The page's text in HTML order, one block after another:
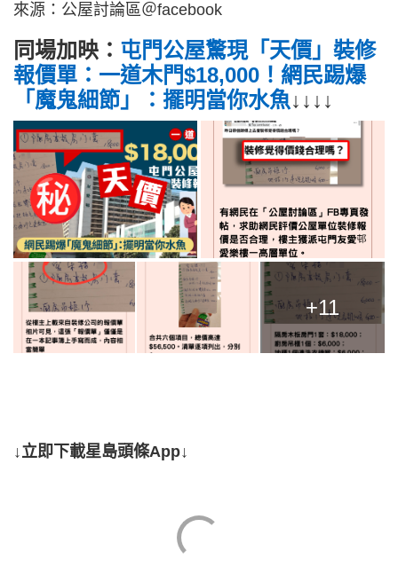
來源：公屋討論區＠facebook
同場加映： 屯門公屋驚現「天價」裝修
報價單：一道木門$18,000！網民踢爆
「魔鬼細節」：擺明當你水魚↓↓↓↓
+11
↓立即下載星島頭條App↓